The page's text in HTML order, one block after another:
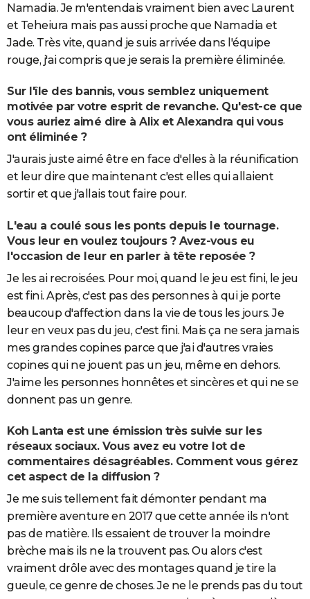
Namadia. Je m'entendais vraiment bien avec Laurent
et Teheiura mais pas aussi proche que Namadia et
Jade. Très vite, quand je suis arrivée dans l'équipe
rouge, j'ai compris que je serais la première éliminée.
Sur l'île des bannis, vous semblez uniquement
motivée par votre esprit de revanche. Qu'est-ce que
vous auriez aimé dire à Alix et Alexandra qui vous
ont éliminée ?
J'aurais juste aimé être en face d'elles à la réunification
et leur dire que maintenant c'est elles qui allaient
sortir et que j'allais tout faire pour.
L'eau a coulé sous les ponts depuis le tournage.
Vous leur en voulez toujours ? Avez-vous eu
l'occasion de leur en parler à tête reposée ?
Je les ai recroisées. Pour moi, quand le jeu est fini, le jeu
est fini. Après, c'est pas des personnes à qui je porte
beaucoup d'affection dans la vie de tous les jours. Je
leur en veux pas du jeu, c'est fini. Mais ça ne sera jamais
mes grandes copines parce que j'ai d'autres vraies
copines qui ne jouent pas un jeu, même en dehors.
J'aime les personnes honnêtes et sincères et qui ne se
donnent pas un genre.
Koh Lanta est une émission très suivie sur les
réseaux sociaux. Vous avez eu votre lot de
commentaires désagréables. Comment vous gérez
cet aspect de la diffusion ?
Je me suis tellement fait démonter pendant ma
première aventure en 2017 que cette année ils n'ont
pas de matière. Ils essaient de trouver la moindre
brèche mais ils ne la trouvent pas. Ou alors c'est
vraiment drôle avec des montages quand je tire la
gueule, ce genre de choses. Je ne le prends pas du tout